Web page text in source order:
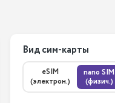
Вид сим-карты
eSIM
(электрон.)
nano SIM
(физич.)